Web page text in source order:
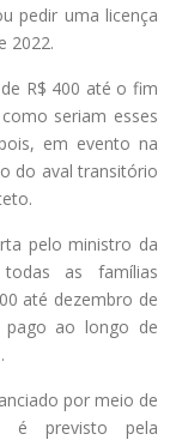
pedir uma licença
2022.
R$ 400 até o fim
seriam esses
em evento na
do aval transitório
pelo ministro da
as famílias
até dezembro de
pago ao longo de
por meio de
é previsto pela